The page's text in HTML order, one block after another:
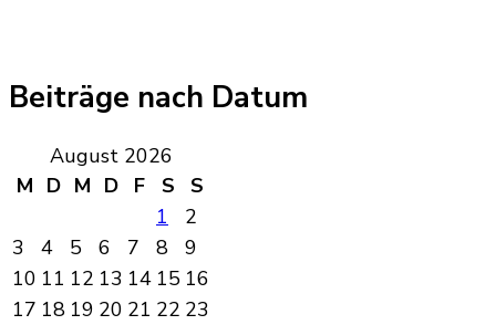
Beiträge nach Datum
August 2026
M D M D F S
S
1
2
3
4 5 6 7 8
9
10 11 12 13 14 15 16
17 18 19 20 21 22 23